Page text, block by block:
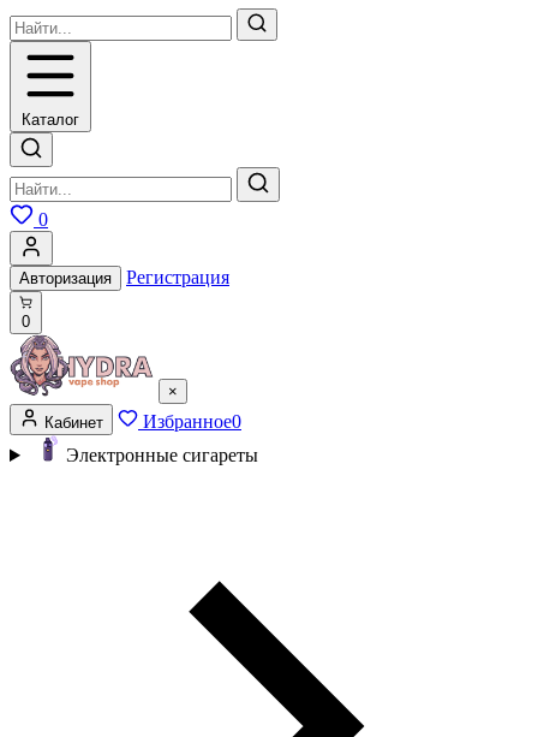
Каталог
0
Авторизация Регистрация
0
×
Кабинет
Избранное0
Электронные сигареты